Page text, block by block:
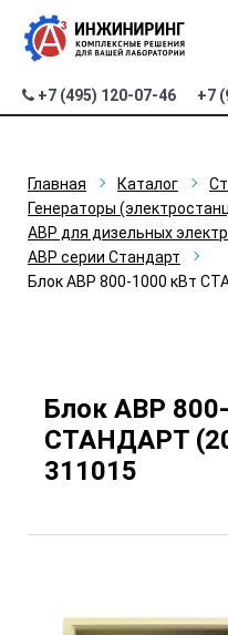
+7 (495) 120-07-46 +7
Главная Каталог
Генераторы
АВР для дизельных
АВР серии Стандарт
Блок АВР 800-1000 кВт
Блок АВР
СТАНДАРТ
311015